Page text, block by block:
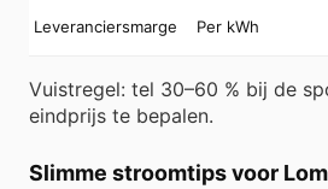
Leveranciersmarge Per kWh
Vuistregel: tel 30–60 % bij de
eindprijs te bepalen.
Slimme stroomtips voor